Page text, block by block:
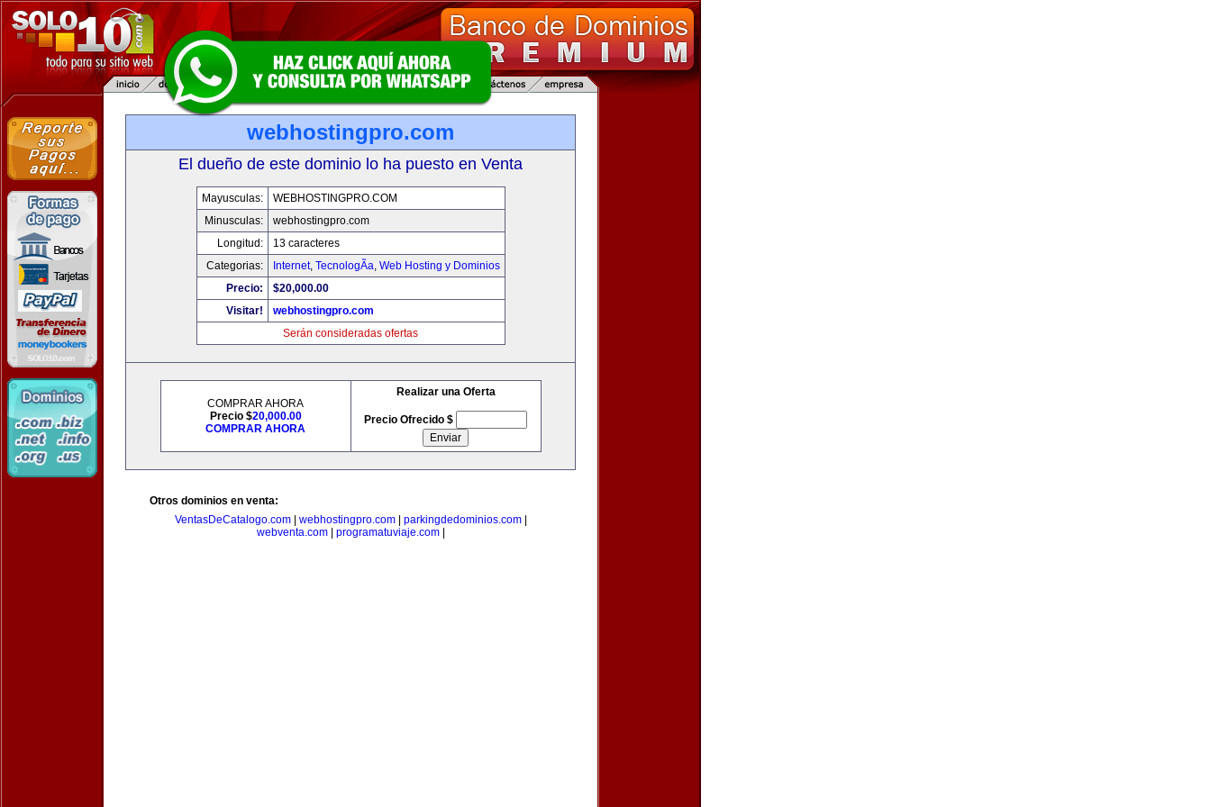
webhostingpro.com
El dueño de este dominio lo ha puesto en Venta
Mayusculas:
WEBHOSTINGPRO.COM
Minusculas:
webhostingpro.com
Longitud:
13 caracteres
Categorias:
Internet, TecnologÃ­a, Web Hosting y Dominios
Precio:
$20,000.00
Visitar!
webhostingpro.com
Serán consideradas ofertas
COMPRAR AHORA
Precio $20,000.00
COMPRAR AHORA
Realizar una Oferta
Precio Ofrecido $
Otros dominios en venta:
VentasDeCatalogo.com| webhostingpro.com| parkingdedominios.com|
webventa.com| programatuviaje.com|